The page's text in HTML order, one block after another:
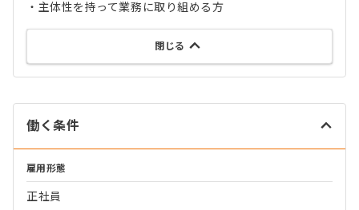
・主体性を持って業務に取り組める方
閉じる
働く条件
雇用形態
正社員